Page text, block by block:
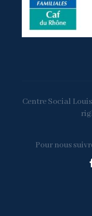
Centre Social
Pour nous